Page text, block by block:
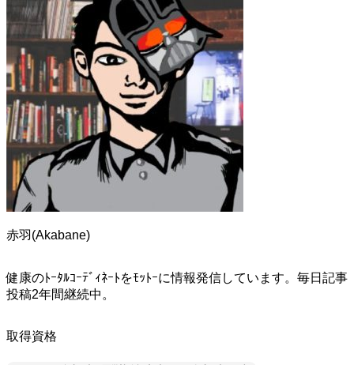
赤羽(Akabane)
健康のﾄｰﾀﾙｺｰﾃﾞｨﾈｰﾄをﾓｯﾄｰに情報発信しています。毎日記事
投稿2年間継続中。
取得資格